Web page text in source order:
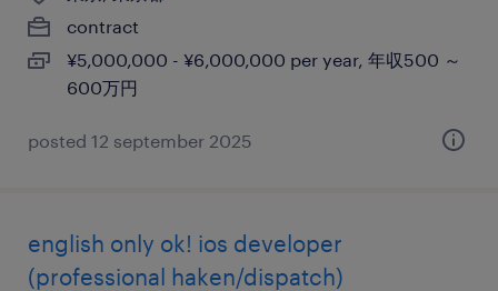
contract
¥5,000,000 - ¥6,000,000 per year, 年収500 ～
600万円
posted 12 september 2025
english only ok! ios developer
(professional haken/dispatch)